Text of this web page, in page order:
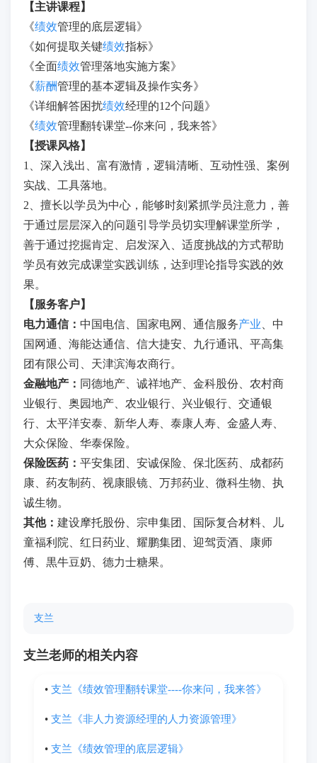
【主讲课程】
《绩效管理的底层逻辑》
《如何提取关键绩效指标》
《全面绩效管理落地实施方案》
《薪酬管理的基本逻辑及操作实务》
《详细解答困扰绩效经理的12个问题》
《绩效管理翻转课堂--你来问，我来答》
【授课风格】
1、深入浅出、富有激情，逻辑清晰、互动性强、案例
实战、工具落地。
2、擅长以学员为中心，能够时刻紧抓学员注意力，善
于通过层层深入的问题引导学员切实理解课堂所学，
善于通过挖掘肯定、启发深入、适度挑战的方式帮助
学员有效完成课堂实践训练，达到理论指导实践的效
果。
【服务客户】
电力通信： 中国电信、国家电网、通信服务产业 、中
国网通、海能达通信、信大捷安、九行通讯、平高集
团有限公司、天津滨海农商行。
金融地产： 同德地产、诚祥地产、金科股份、农村商
业银行、奥园地产、农业银行、兴业银行、交通银
行、太平洋安泰、新华人寿、泰康人寿、金盛人寿、
大众保险、华泰保险。
保险医药： 平安集团、安诚保险、保北医药、成都药
康、药友制药、视康眼镜、万邦药业、微科生物、执
诚生物。
其他： 建设摩托股份、宗申集团、国际复合材料、儿
童福利院、红日药业、耀鹏集团、迎驾贡酒、康师
傅、黒牛豆奶、德力士糖果。
支兰
支兰老师的相关内容
• 支兰《绩效管理翻转课堂----你来问，我来答》
• 支兰《非人力资源经理的人力资源管理》
• 支兰《绩效管理的底层逻辑》